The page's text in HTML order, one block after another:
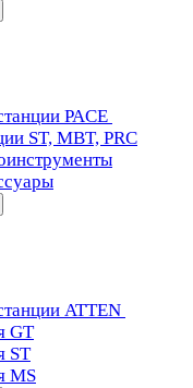
PACE
ST, MBT, PRC
ATTEN
GT
ST
MS